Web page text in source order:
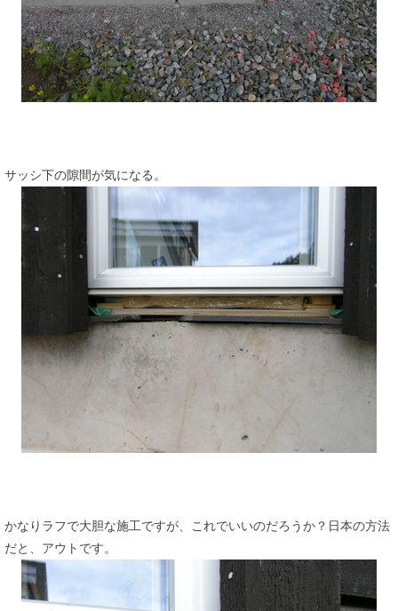
サッシ下の隙間が気になる。
かなりラフで大胆な施工ですが、これでいいのだろうか？日本の方法
だと、アウトです。